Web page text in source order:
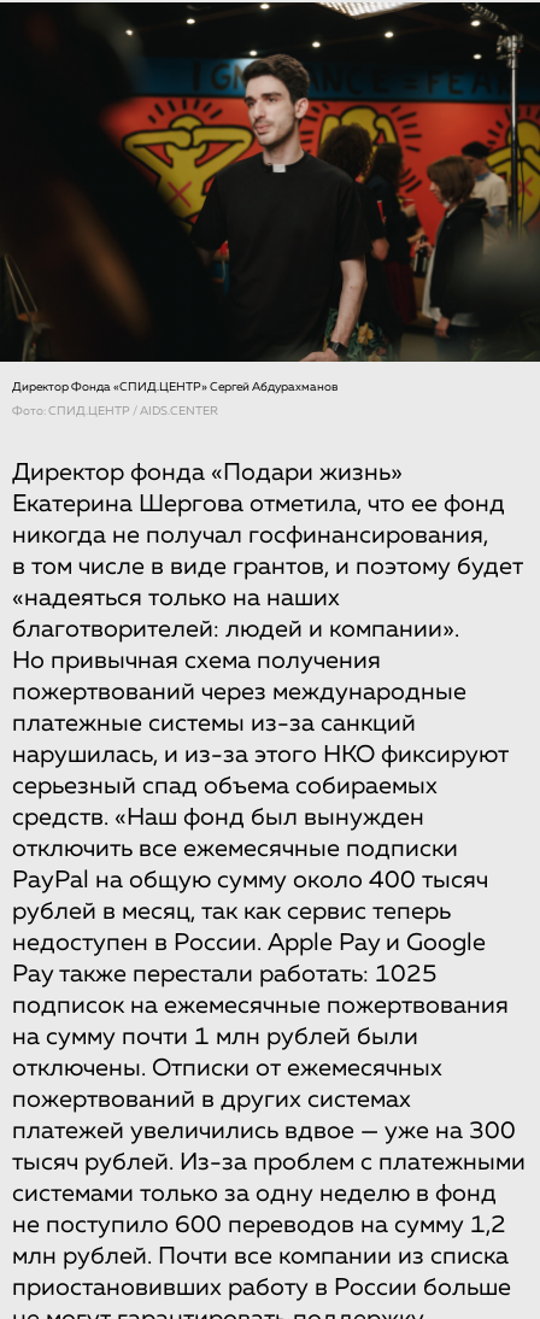
Директор Фонда «СПИД.ЦЕНТР» Сергей Абдурахманов
Фото: СПИД.ЦЕНТР / AIDS.CENTER
Директор фонда «Подари жизнь»
Екатерина Шергова отметила, что ее фонд
никогда не получал госфинансирования,
в том числе в виде грантов, и поэтому будет
«надеяться только на наших
благотворителей: людей и компании».
Но привычная схема получения
пожертвований через международные
платежные системы из-за санкций
нарушилась, и из-за этого НКО фиксируют
серьезный спад объема собираемых
средств. «Наш фонд был вынужден
отключить все ежемесячные подписки
PayPal на общую сумму около 400 тысяч
рублей в месяц, так как сервис теперь
недоступен в России. Apple Pay и Google
Pay также перестали работать: 1025
подписок на ежемесячные пожертвования
на сумму почти 1 млн рублей были
отключены. Отписки от ежемесячных
пожертвований в других системах
платежей увеличились вдвое — уже на 300
тысяч рублей. Из-за проблем с платежными
системами только за одну неделю в фонд
не поступило 600 переводов на сумму 1,2
млн рублей. Почти все компании из списка
приостановивших работу в России больше